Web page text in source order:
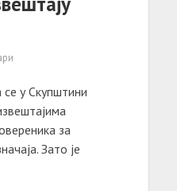
се у Скупштини
за
Зато је